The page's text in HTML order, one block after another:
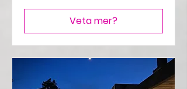
Veta mer?